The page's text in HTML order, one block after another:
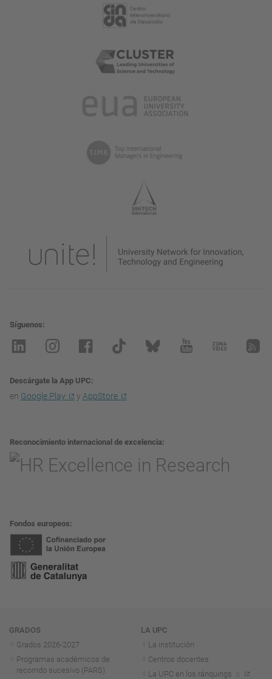
Síguenos
Descárgate la App UPC
en Google Play y AppStore
Reconocimiento internacional de excelencia
Fondos europeos
Navegación
GRADOS
Grados 2026-2027
Programas académicos de
recorrido sucesivo (PARS)
LA UPC
La institución
Centros docentes
La UPC en los ránquings